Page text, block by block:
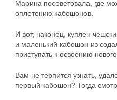
Марина посоветовала, где
оплетению кабошонов.
И вот, наконец, куплен
и маленький кабошон из
приступать к освоению
Вам не терпится узнать,
первый кабошон? Тогда